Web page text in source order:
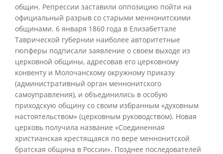
общин. Репрессии заставили оппозицию пойти на
официальный разрыв со старыми меннонитскими
общинами. 6 января 1860 года в Елизабеттале
Таврической губернии наиболее авторитетные
гюпферы подписали заявление о своем выходе из
церковной общины, адресовав его церковному
конвенту и Молочанскому окружному приказу
(административный орган меннонитского
самоуправления), и объединились в особую
приходскую общину со своим избранным «духовным
настоятельством» (церковным руководством). Новая
церковь получила название «Соединенная
христианская крестящаяся по вере меннонитской
братская община в России». Позднее последователей